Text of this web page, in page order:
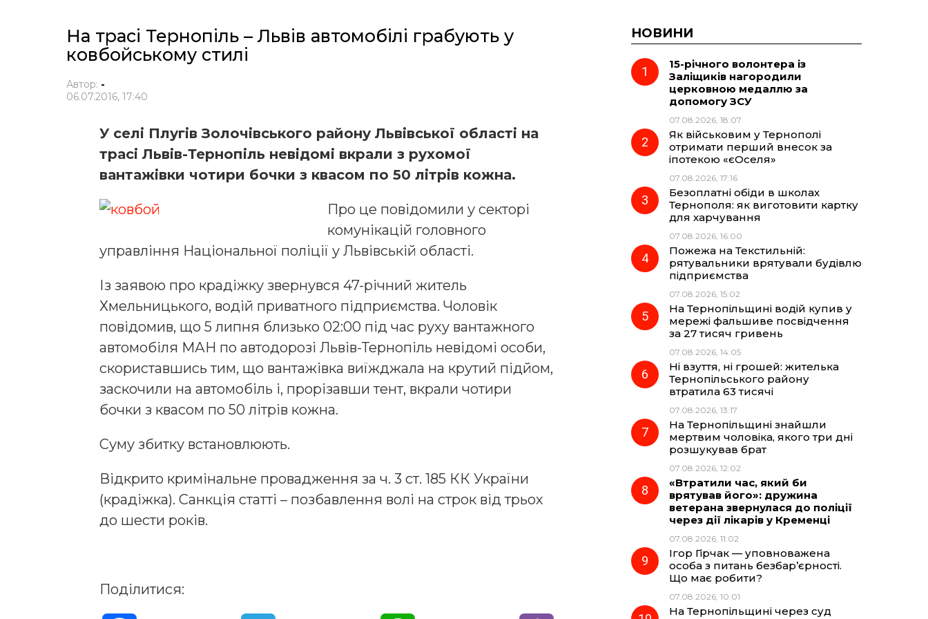
На трасі Тернопіль – Львів автомобілі грабують у
ковбойському стилі
Автор: -
06.07.2016, 17:40
У селі Плугів Золочівського району Львівської області на
трасі Львів-Тернопіль невідомі вкрали з рухомої
вантажівки чотири бочки з квасом по 50 літрів кожна.
Про це повідомили у секторі
комунікацій головного
управління Національної поліції у Львівській області.
Із заявою про крадіжку звернувся 47-річний житель
Хмельницького, водій приватного підприємства. Чоловік
повідомив, що 5 липня близько 02:00 під час руху вантажного
автомобіля МАН по автодорозі Львів-Тернопіль невідомі особи,
скориставшись тим, що вантажівка виїжджала на крутий підйом,
заскочили на автомобіль і, прорізавши тент, вкрали чотири
бочки з квасом по 50 літрів кожна.
Суму збитку встановлюють.
Відкрито кримінальне провадження за ч. 3 ст. 185 КК України
(крадіжка). Санкція статті – позбавлення волі на строк від трьох
до шести років.
Поділитися:
НОВИНИ
15-річного волонтера із
Заліщиків нагородили
церковною медаллю за
допомогу ЗСУ
07.08.2026, 18:07
Як військовим у Тернополі
отримати перший внесок за
іпотекою «єОселя»
07.08.2026, 17:16
Безоплатні обіди в школах
Тернополя: як виготовити картку
для харчування
07.08.2026, 16:00
Пожежа на Текстильній:
рятувальники врятували будівлю
підприємства
07.08.2026, 15:02
На Тернопільщині водій купив у
мережі фальшиве посвідчення
за 27 тисяч гривень
07.08.2026, 14:05
Ні взуття, ні грошей: жителька
Тернопільського району
втратила 63 тисячі
07.08.2026, 13:17
На Тернопільщині знайшли
мертвим чоловіка, якого три дні
розшукував брат
07.08.2026, 12:02
«Втратили час, який би
врятував його»: дружина
ветерана звернулася до поліції
через дії лікарів у Кременці
07.08.2026, 11:02
Ігор Гірчак — уповноважена
особа з питань безбар’єрності.
Що має робити?
07.08.2026, 10:01
На Тернопільщині через суд